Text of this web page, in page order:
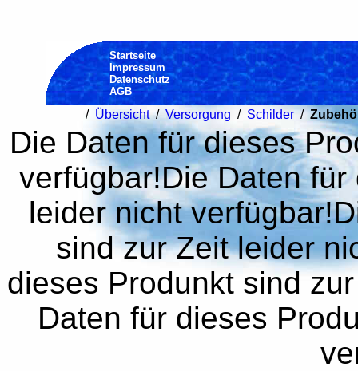
Startseite
Impressum
Datenschutz
AGB
/ Übersicht/ Versorgung / Schilder/
Die Daten für dieses
verfügbar!Die Daten
leider nicht
sind zur Zeit leider
dieses Produnkt sind
Daten für dieses